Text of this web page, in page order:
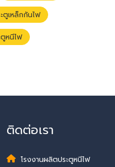
ตูเหล็กกันไฟ
หนีไฟ
ติดต่อเรา
โรงงานผลิตประตูหนีไฟ